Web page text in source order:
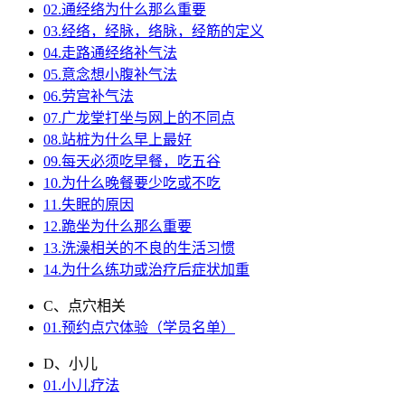
02.通经络为什么那么重要
03.经络，经脉，络脉，经筋的定义
04.走路通经络补气法
05.意念想小腹补气法
06.劳宫补气法
07.广龙堂打坐与网上的不同点
08.站桩为什么早上最好
09.每天必须吃早餐，吃五谷
10.为什么晚餐要少吃或不吃
11.失眠的原因
12.跪坐为什么那么重要
13.洗澡相关的不良的生活习惯
14.为什么练功或治疗后症状加重
C、点穴相关
01.预约点穴体验（学员名单）
D、小儿
01.小儿疗法